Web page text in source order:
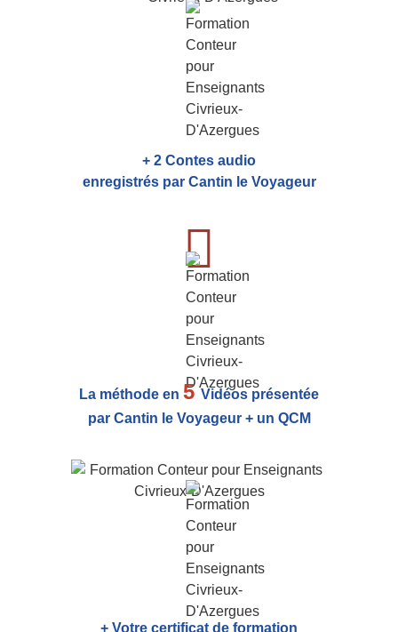
+ 2 Contes audio
enregistrés par Cantin le Voyageur
La méthode en 5Vidéos présentée
par Cantin le Voyageur + un QCM
+ Votre certificat de formation